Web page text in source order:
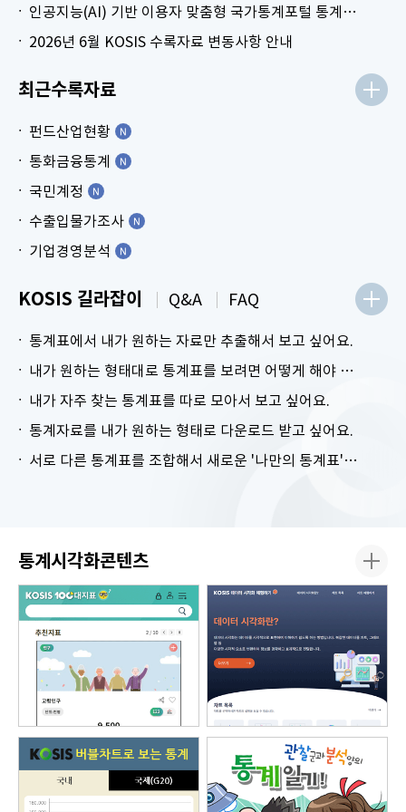
인공지능(AI) 기반 이용자 맞춤형 국가통계포털 통계표 생성 시범 서비스 안내
2026년 6월 KOSIS 수록자료 변동사항 안내
최근수록자료
펀드산업현황
통화금융통계
국민계정
수출입물가조사
기업경영분석
KOSIS 길라잡이
통계표에서 내가 원하는 자료만 추출해서 보고 싶어요.
내가 원하는 형태대로 통계표를 보려면 어떻게 해야 하나요?
내가 자주 찾는 통계표를 따로 모아서 보고 싶어요.
통계자료를 내가 원하는 형태로 다운로드 받고 싶어요.
서로 다른 통계표를 조합해서 새로운 '나만의 통계표'를 만들고 싶어요.
Q&A FAQ
통계시각화콘텐츠